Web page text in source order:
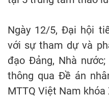
Ngày 12/5, Đại hội
với sự tham dự và
đạo Đảng, Nhà
thông qua Đề án
MTTQ Việt Nam khóa